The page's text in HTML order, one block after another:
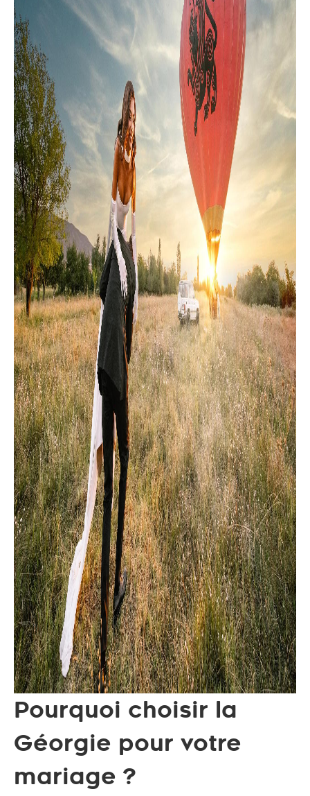
Pourquoi choisir la
Géorgie pour votre
mariage ?